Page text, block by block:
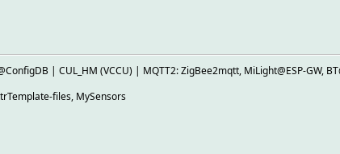
| CUL_HM (VCCU) | MQTT2: ZigBee2mqtt, MiLight@ESP-GW,
files, MySensors